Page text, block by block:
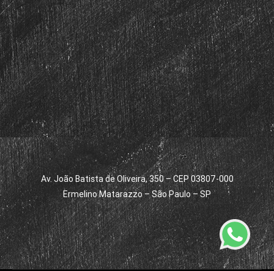
Av. João Batista de Oliveira, 350 – CEP 03807-000
Ermelino Matarazzo – São Paulo – SP